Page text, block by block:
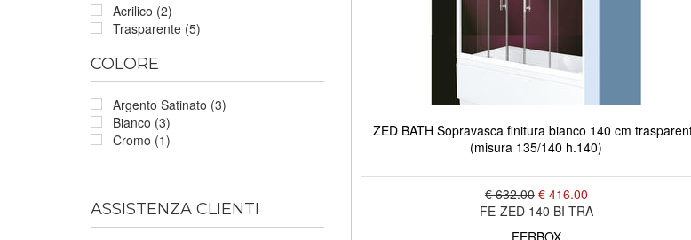
Acrilico (2)
Trasparente (5)
COLORE
Argento Satinato (3)
Bianco (3)
Cromo (1)
ASSISTENZA CLIENTI
ZED BATH Sopravasca finitura bianco 140 cm
(misura 135/140 h.140)
€ 632.00 € 416.00
FE-ZED 140 BI TRA
FERBOX